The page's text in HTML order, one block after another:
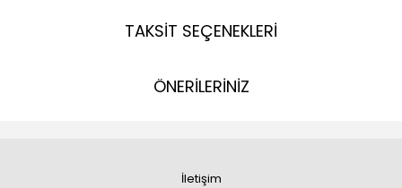
TAKSİT SEÇENEKLERİ
ÖNERİLERİNİZ
İletişim